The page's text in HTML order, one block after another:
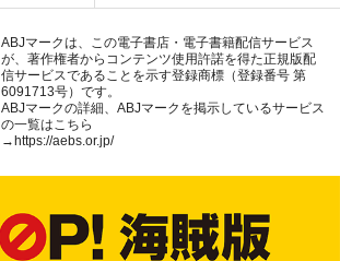
ABJマークは、この電子書店・電子書籍配信サービス
が、著作権者からコンテンツ使用許諾を得た正規版配
信サービスであることを示す登録商標（登録番号 第
6091713号）です。
ABJマークの詳細、ABJマークを掲示しているサービス
の一覧はこちら
→https://aebs.or.jp/